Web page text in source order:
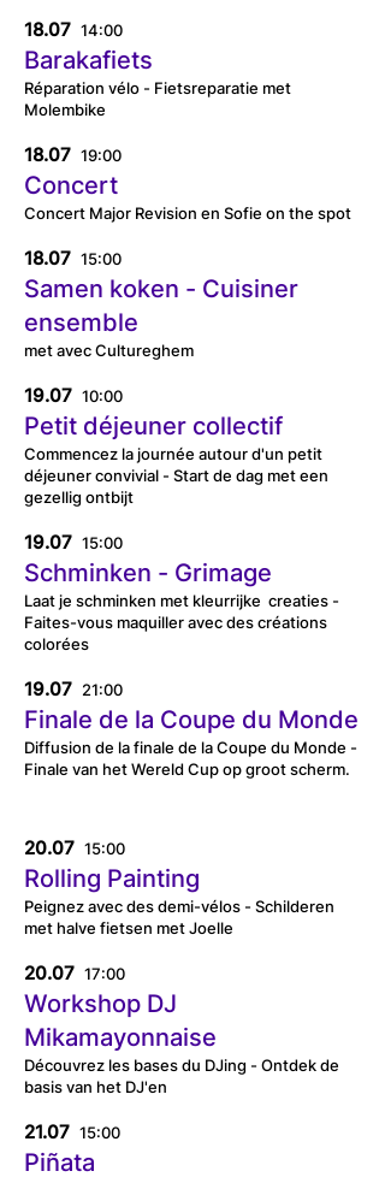
18.07 14:00
Barakafiets
Réparation vélo - Fietsreparatie met
Molembike
18.07 19:00
Concert
Concert Major Revision en Sofie on the spot
18.07 15:00
Samen koken - Cuisiner
ensemble
met avec Cultureghem
19.07 10:00
Petit déjeuner collectif
Commencez la journée autour d'un petit
déjeuner convivial - Start de dag met een
gezellig ontbijt
19.07 15:00
Schminken - Grimage
Laat je schminken met kleurrijke creaties -
Faites-vous maquiller avec des créations
colorées
19.07 21:00
Finale de la Coupe du Monde
Diffusion de la finale de la Coupe du Monde -
Finale van het Wereld Cup op groot scherm.
20.07 15:00
Rolling Painting
Peignez avec des demi-vélos - Schilderen
met halve fietsen met Joelle
20.07 17:00
Workshop DJ
Mikamayonnaise
Découvrez les bases du DJing - Ontdek de
basis van het DJ'en
21.07 15:00
Piñata